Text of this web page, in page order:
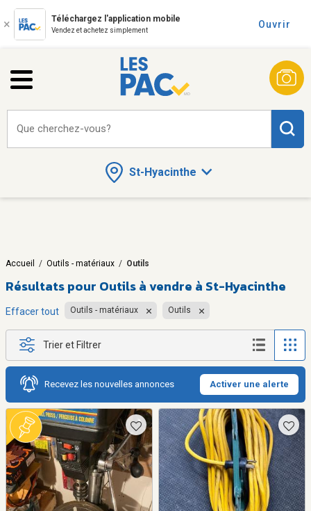
Téléchargez l'application mobile
Vendez et achetez simplement
Ouvrir
St-Hyacinthe
Que cherchez-vous?
Accueil / Outils - matériaux / Outils
Résultats pour Outils à vendre à St-Hyacinthe
Effacer tout Outils - matériaux Outils
Trier et Filtrer
Recevez les nouvelles annonces Activer une alerte